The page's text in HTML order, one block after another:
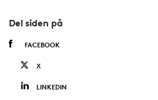
Del siden på
FACEBOOK
X
LINKEDIN